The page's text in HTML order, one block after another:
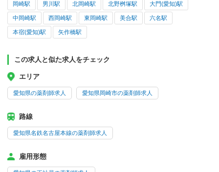
岡崎駅 男川駅 北岡崎駅 北野桝塚駅 大門(愛知)駅
中岡崎駅 西岡崎駅 東岡崎駅 美合駅 六名駅
本宿(愛知)駅 矢作橋駅
この求人と似た求人をチェック
エリア
愛知県の薬剤師求人 愛知県岡崎市の薬剤師求人
路線
愛知県名鉄名古屋本線の薬剤師求人
雇用形態